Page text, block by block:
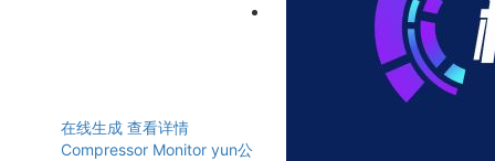
在线生成 查看详情
Compressor Monitor yun公